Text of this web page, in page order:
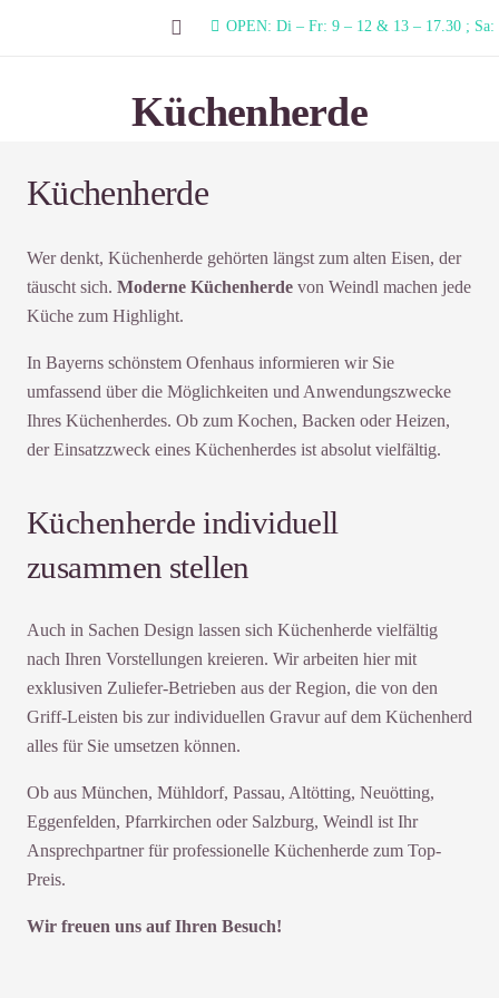
OPEN: Di – Fr: 9 – 12 & 13 – 17.30 ; Sa:
Küchenherde
Küchenherde
Wer denkt, Küchenherde gehörten längst zum alten Eisen, der
täuscht sich. Moderne Küchenherde von Weindl machen jede
Küche zum Highlight.
In Bayerns schönstem Ofenhaus informieren wir Sie
umfassend über die Möglichkeiten und Anwendungszwecke
Ihres Küchenherdes. Ob zum Kochen, Backen oder Heizen,
der Einsatzzweck eines Küchenherdes ist absolut vielfältig.
Küchenherde individuell
zusammen stellen
Auch in Sachen Design lassen sich Küchenherde vielfältig
nach Ihren Vorstellungen kreieren. Wir arbeiten hier mit
exklusiven Zuliefer-Betrieben aus der Region, die von den
Griff-Leisten bis zur individuellen Gravur auf dem Küchenherd
alles für Sie umsetzen können.
Ob aus München, Mühldorf, Passau, Altötting, Neuötting,
Eggenfelden, Pfarrkirchen oder Salzburg, Weindl ist Ihr
Ansprechpartner für professionelle Küchenherde zum Top-
Preis.
Wir freuen uns auf Ihren Besuch!